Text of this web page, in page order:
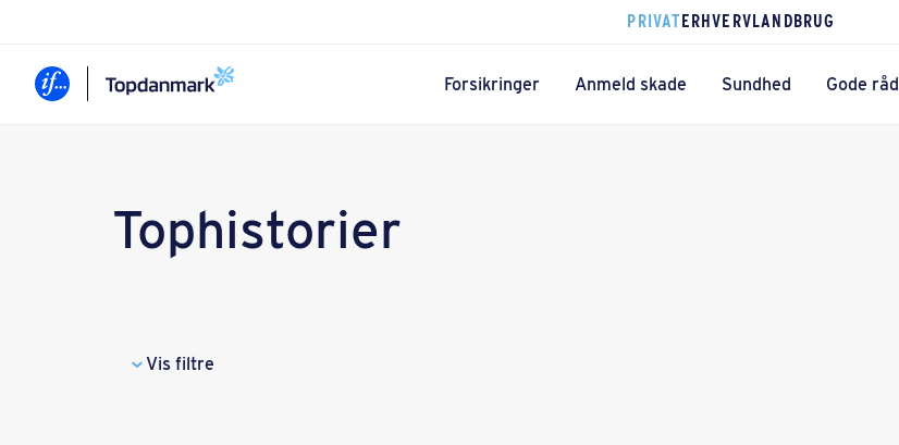
PRIVATERHVERVLANDBRUG
Forsikringer Anmeld skade Sundhed Gode råd
Tophistorier
Vis filtre